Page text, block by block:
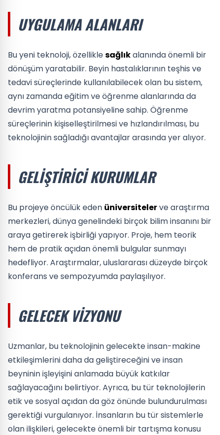
UYGULAMA ALANLARI
Bu yeni teknoloji, özelliklesağlıkalanında önemli bir
dönüşüm yaratabilir. Beyin hastalıklarının teşhis ve
tedavi süreçlerinde kullanılabilecek olan bu sistem,
aynı zamanda eğitim ve öğrenme alanlarında da
devrim yaratma potansiyeline sahip. Öğrenme
süreçlerinin kişiselleştirilmesi ve hızlandırılması, bu
teknolojinin sağladığı avantajlar arasında yer alıyor.
GELIŞTIRICI KURUMLAR
Bu projeye öncülük eden üniversitelerve araştırma
merkezleri, dünya genelindeki birçok bilim insanını bir
araya getirerek işbirliği yapıyor. Proje, hem teorik
hem de pratik açıdan önemli bulgular sunmayı
hedefliyor. Araştırmalar, uluslararası düzeyde birçok
konferans ve sempozyumda paylaşılıyor.
GELECEK VIZYONU
Uzmanlar, bu teknolojinin gelecekte insan-makine
etkileşimlerini daha da geliştireceğini ve insan
beyninin işleyişini anlamada büyük katkılar
sağlayacağını belirtiyor. Ayrıca, bu tür teknolojilerin
etik ve sosyal açıdan da göz önünde bulundurulması
gerektiği vurgulanıyor. İnsanların bu tür sistemlerle
olan ilişkileri, gelecekte önemli bir tartışma konusu